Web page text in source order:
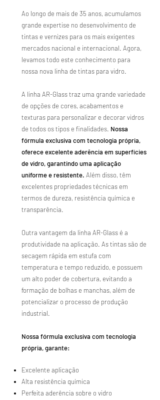
Ao longo de mais de 35 anos, acumulamos
grande expertise no desenvolvimento de
tintas e vernizes para os mais exigentes
mercados nacional e internacional. Agora,
levamos todo este conhecimento para
nossa nova linha de tintas para vidro.
A linha AR-Glass traz uma grande variedade
de opções de cores, acabamentos e
texturas para personalizar e decorar vidros
de todos os tipos e finalidades. Nossa
fórmula exclusiva com tecnologia própria,
oferece excelente aderência em superfícies
de vidro, garantindo uma aplicação
uniforme e resistente. Além disso, têm
excelentes propriedades técnicas em
termos de dureza, resistência química e
transparência.
Outra vantagem da linha AR-Glass é a
produtividade na aplicação. As tintas são de
secagem rápida em estufa com
temperatura e tempo reduzido, e possuem
um alto poder de cobertura, evitando a
formação de bolhas e manchas, além de
potencializar o processo de produção
industrial.
Nossa fórmula exclusiva com tecnologia
própria, garante:
Excelente aplicação
Alta resistência química
Perfeita aderência sobre o vidro